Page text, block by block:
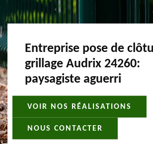
Entreprise pose de
grillage Audrix 24260:
paysagiste aguerri
VOIR NOS RÉALISATIONS
NOUS CONTACTER